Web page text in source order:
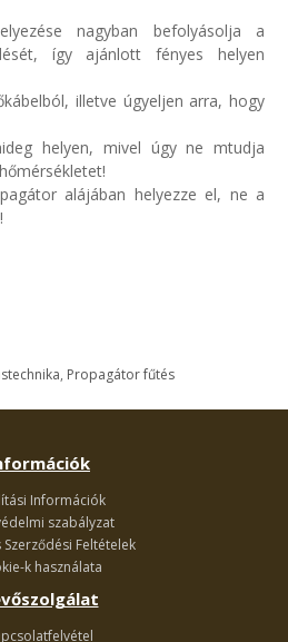
nagyban befolyásolja a
így ajánlott fényes helyen
illetve úgyeljen arra, hogy
helyen, mivel úgy ne mtudja
alájában helyezze el, ne a
, Propagátor fűtés
Információk
szabályzat
Feltételek
k használata